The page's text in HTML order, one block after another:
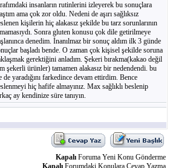
insanların rutinlerini izleyerek bu sonuçlara
ama çok zor oldu. Nedeni de aşırı sağlıksız
kişilerin hiç alakasız şekilde bu tarz sorunlarının
Sonra gluten konusu çok dile getirilmeye
denedim. İnanılmaz bir sonuç aldım ilk 3 günde
başladı bende. O zaman çok kişisel şekilde soruna
gerektiğini anladım. Şekeri bırakma(kakao değil
şekerli ürünler) tamamen alakasız bir nedendendi. bu
de yaradığını farkedince devam ettirdim. Bence
hiç hafife almayınız. Max sağlıklı beslenip
ay kendinize süre tanıyın.
KapalıForuma Yeni Konu Gönderme
KapalıForumdaki Konulara Cevap Yazma